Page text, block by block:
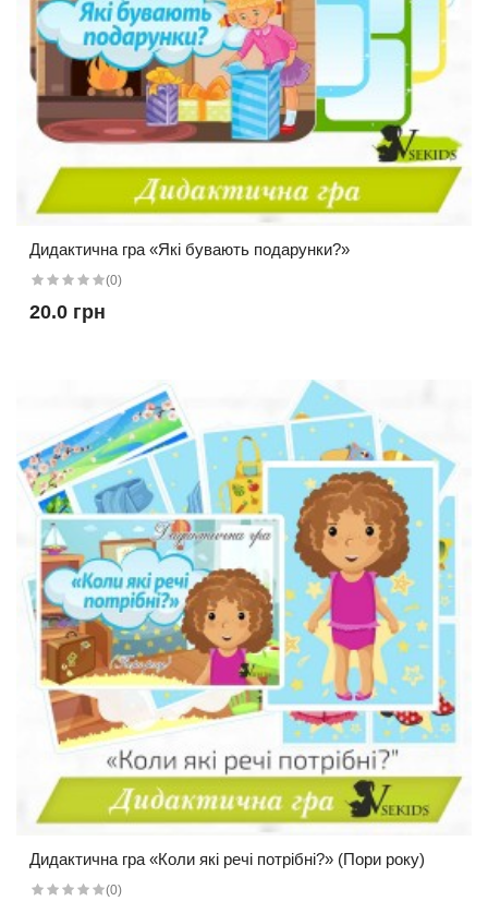
Дидактична гра «Які бувають подарунки?»
(0)
20.0 грн
Дидактична гра «Коли які речі потрібні?» (Пори року)
(0)